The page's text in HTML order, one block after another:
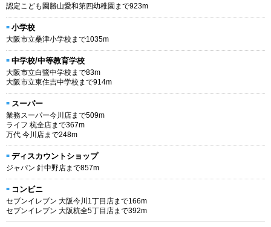
認定こども園勝山愛和第四幼稚園まで923m
小学校
大阪市立桑津小学校まで1035m
中学校/中等教育学校
大阪市立白鷺中学校まで83m
大阪市立東住吉中学校まで914m
スーパー
業務スーパー今川店まで509m
ライフ 杭全店まで367m
万代 今川店まで248m
ディスカウントショップ
ジャパン 針中野店まで857m
コンビニ
セブンイレブン 大阪今川1丁目店まで166m
セブンイレブン 大阪杭全5丁目店まで392m